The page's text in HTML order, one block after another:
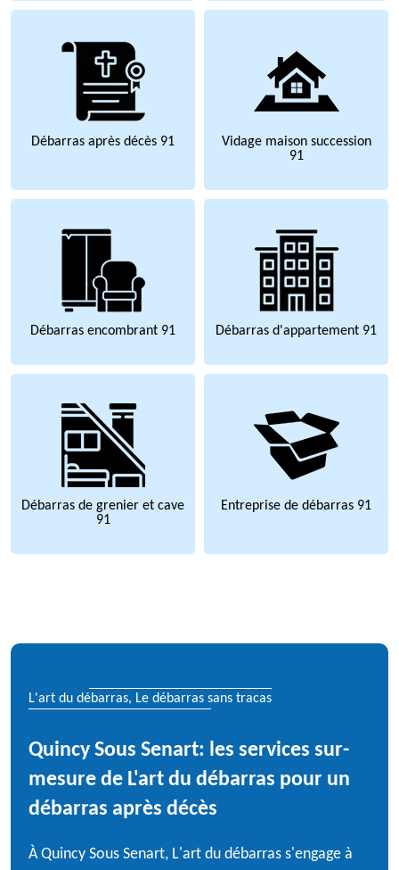
Débarras après décès 91
Vidage maison succession
91
Débarras encombrant 91 Débarras d'appartement 91
Débarras de grenier et cave
91
Entreprise de débarras 91
L'art du débarras, Le débarras sans tracas
Quincy Sous Senart: les services sur-
mesure de L'art du débarras pour un
débarras après décès
À Quincy Sous Senart, L'art du débarras s'engage à